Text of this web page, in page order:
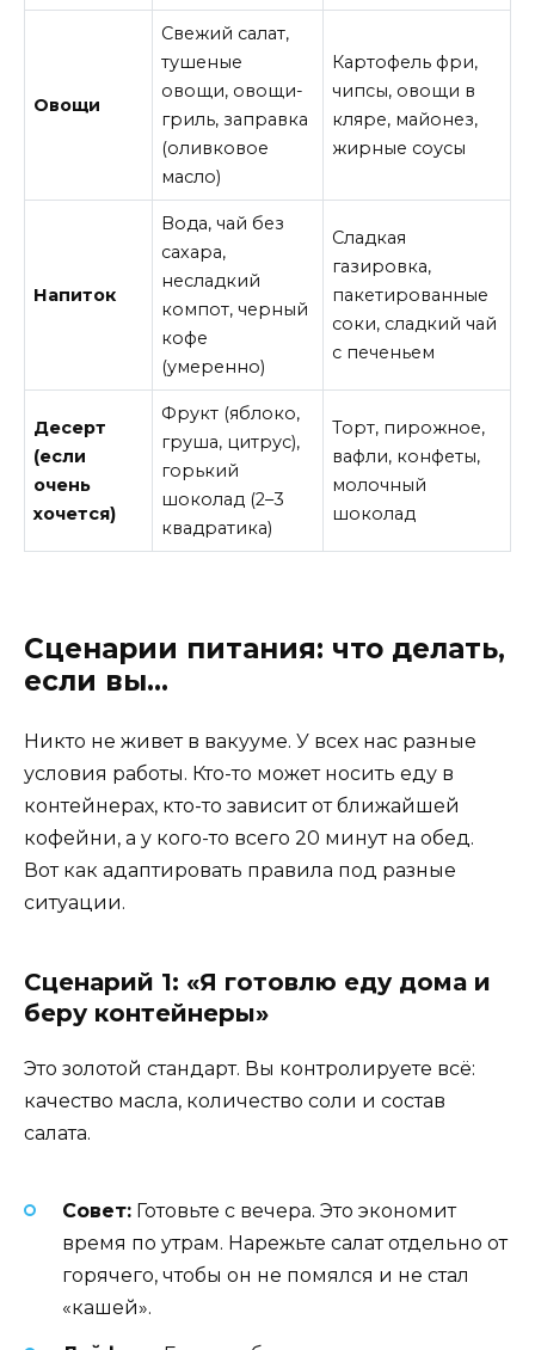
Овощи
Свежий салат,
тушеные
овощи, овощи-
гриль, заправка
(оливковое
масло)
Картофель фри,
чипсы, овощи в
кляре, майонез,
жирные соусы
Напиток
Вода, чай без
сахара,
несладкий
компот, черный
кофе
(умеренно)
Сладкая
газировка,
пакетированные
соки, сладкий чай
с печеньем
Десерт
(если
очень
хочется)
Фрукт (яблоко,
груша, цитрус),
горький
шоколад (2–3
квадратика)
Торт, пирожное,
вафли, конфеты,
молочный
шоколад
Сценарии питания: что делать,
если вы…
Никто не живет в вакууме. У всех нас разные
условия работы. Кто-то может носить еду в
контейнерах, кто-то зависит от ближайшей
кофейни, а у кого-то всего 20 минут на обед.
Вот как адаптировать правила под разные
ситуации.
Сценарий 1: «Я готовлю еду дома и
беру контейнеры»
Это золотой стандарт. Вы контролируете всё:
качество масла, количество соли и состав
салата.
Совет: Готовьте с вечера. Это экономит
время по утрам. Нарежьте салат отдельно от
горячего, чтобы он не помялся и не стал
«кашей».